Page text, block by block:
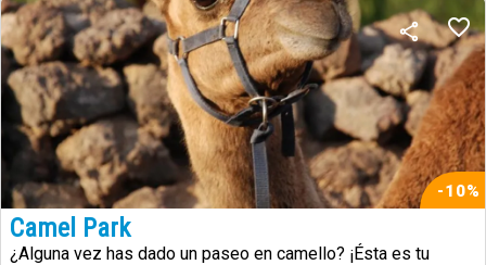
-10%
Camel Park
¿Alguna vez has dado un paseo en camello? ¡Ésta es tu